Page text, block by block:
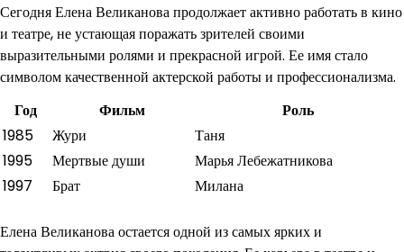
Сегодня Елена Великанова продолжает активно работать в кино
и театре, не устающая поражать зрителей своими
выразительными ролями и прекрасной игрой. Ее имя стало
символом качественной актерской работы и профессионализма.
Год
Фильм
Роль
1985
Жури
Таня
1995
Мертвые души
Марья Лебежатникова
1997
Брат Милана
Елена Великанова остается одной из самых ярких и